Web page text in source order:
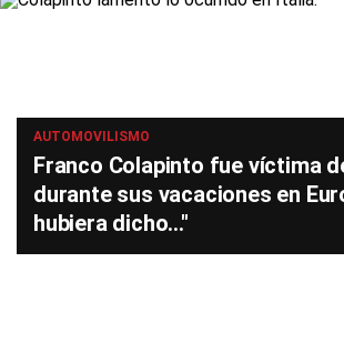
AUTOMOVILISMO
Franco Colapinto fue víctima
durante sus vacaciones en
hubiera dicho..."